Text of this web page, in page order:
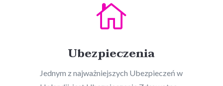

Ubezpieczenia
Jednym z najważniejszych Ubezpieczeń w